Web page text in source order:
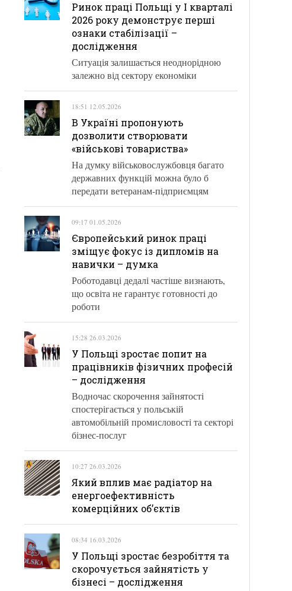
Ринок праці Польщі у І кварталі
2026 року демонструє перші
ознаки стабілізації –
дослідження
Ситуація залишається неоднорідною
залежно від сектору економіки
18:51 12.05.2026
В Україні пропонують
дозволити створювати
«військові товариства»
На думку військовослужбовця багато
державних функцій можна було б
передати ветеранам-підприємцям
09:17 01.05.2026
Європейський ринок праці
зміщує фокус із дипломів на
навички – думка
Роботодавці дедалі частіше визнають,
що освіта не гарантує готовності до
роботи
15:28 26.03.2026
У Польщі зростає попит на
працівників фізичних професій
– дослідження
Водночас скорочення зайнятості
спостерігається у польській
автомобільній промисловості та секторі
бізнес-послуг
10:27 26.03.2026
Який вплив має радіатор на
енергоефективність
комерційних об’єктів
08:34 16.03.2026
У Польщі зростає безробіття та
скорочується зайнятість у
бізнесі – дослідження